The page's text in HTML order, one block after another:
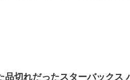
品切れだったスターバックス